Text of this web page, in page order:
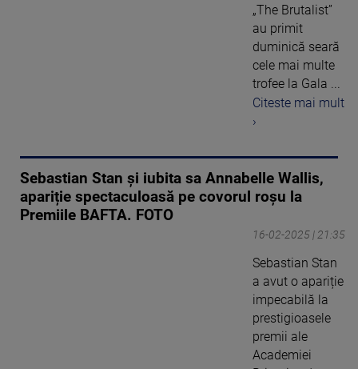
„The Brutalist”
au primit
duminică seară
cele mai multe
trofee la Gala ...
Citeste mai mult
›
Sebastian Stan și iubita sa Annabelle Wallis,
apariție spectaculoasă pe covorul roșu la
Premiile BAFTA. FOTO
16-02-2025 | 21:35
Sebastian Stan
a avut o apariție
impecabilă la
prestigioasele
premii ale
Academiei